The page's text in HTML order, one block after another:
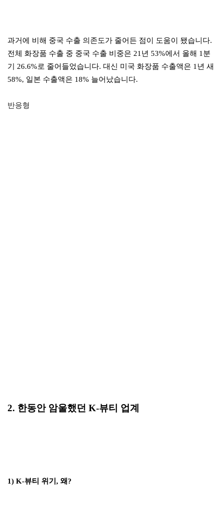
과거에 비해 중국 수출 의존도가 줄어든 점이 도움이 됐습니다.
전체 화장품 수출 중 중국 수출 비중은 21년 53%에서 올해 1분
기 26.6%로 줄어들었습니다. 대신 미국 화장품 수출액은 1년 새
58%, 일본 수출액은 18% 늘어났습니다.
반응형
2. 한동안 암울했던 K-뷰티 업계
1) K-뷰티 위기, 왜?